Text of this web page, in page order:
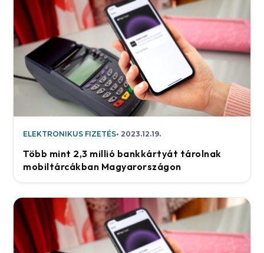
ELEKTRONIKUS FIZETÉS 2023.12.19.
Több mint 2,3 millió bankkártyát tárolnak
mobiltárcákban Magyarországon